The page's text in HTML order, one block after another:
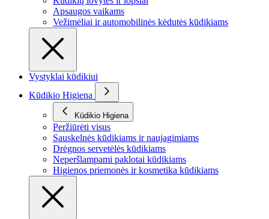
Apsaugos vaikams
Vežimėliai ir automobilinės kėdutės kūdikiams
Vystyklai kūdikiui
Kūdikio Higiena
Kūdikio Higiena
Peržiūrėti visus
Sauskelnės kūdikiams ir naujagimiams
Drėgnos servetėlės kūdikiams
Neperšlampami paklotai kūdikiams
Higienos priemonės ir kosmetika kūdikiams